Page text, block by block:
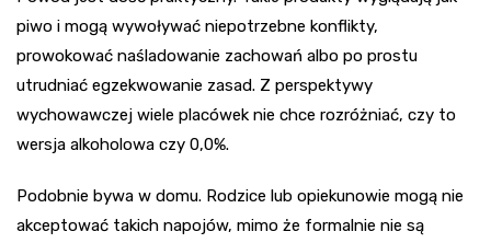
piwo i mogą wywoływać niepotrzebne konflikty,
prowokować naśladowanie zachowań albo po prostu
utrudniać egzekwowanie zasad. Z perspektywy
wychowawczej wiele placówek nie chce rozróżniać, czy to
wersja alkoholowa czy 0,0%.
Podobnie bywa w domu. Rodzice lub opiekunowie mogą nie
akceptować takich napojów, mimo że formalnie nie są